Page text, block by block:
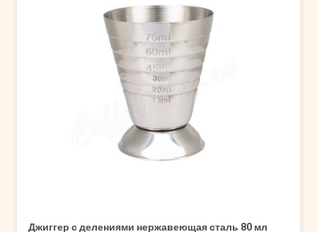
Джиггер с делениями нержавеющая сталь 80 мл